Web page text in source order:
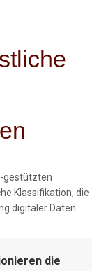
gestützten
Klassifikation, die
digitaler Daten.
die